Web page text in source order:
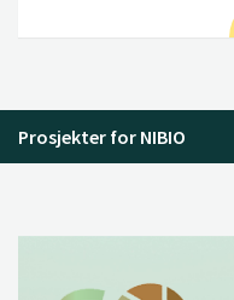
Prosjekter for NIBIO